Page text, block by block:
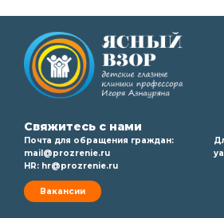
Свяжитесь с нами
Почта для обращения граждан:
mail@prozrenie.ru
HR: hr@prozrenie.ru
Вакансии